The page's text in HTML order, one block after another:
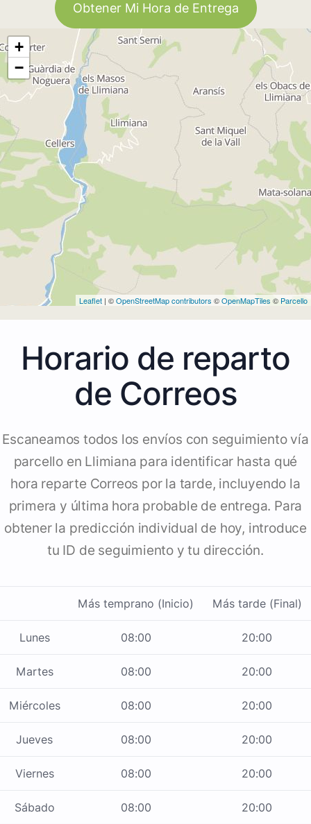
Obtener Mi Hora de Entrega
+
−
Leaflet | ©OpenStreetMap contributors ©OpenMapTiles © Parcello
Horario de reparto
de Correos
Escaneamos todos los envíos con seguimiento vía
parcello en Llimiana para identificar hasta qué
hora reparte Correos por la tarde, incluyendo la
primera y última hora probable de entrega. Para
obtener la predicción individual de hoy, introduce
tu ID de seguimiento y tu dirección.
Más temprano (Inicio) Más tarde (Final)
Lunes 08:00 20:00
Martes 08:00 20:00
Miércoles 08:00 20:00
Jueves 08:00 20:00
Viernes 08:00 20:00
Sábado 08:00 20:00